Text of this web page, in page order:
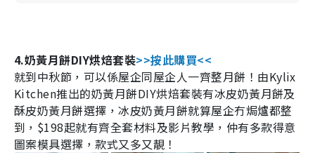
4.奶黃月餅DIY烘焙套裝>>按此購買<<
就到中秋節，可以係屋企同屋企人一齊整月餅！由Kylix
Kitchen推出的奶黃月餅DIY烘焙套裝有冰皮奶黃月餅及
酥皮奶黃月餅選擇，冰皮奶黃月餅就算屋企冇焗爐都整
到， $198起就有齊全套材料及影片教學，仲有多款得意
圖案模具選擇，款式又多又靚！